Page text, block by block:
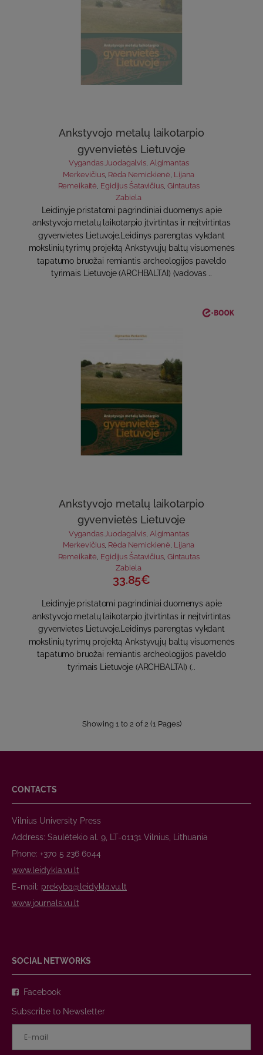
Ankstyvojo metalų laikotarpio
gyvenvietės Lietuvoje
Vygandas Juodagalvis, Algimantas
Merkevičius, Rėda Nemickienė Lijana
Remeikaitė, Egidijus Šatavičius, Gintautas
Zabiela
Leidinyje pristatomi pagrindiniai duomenys apie
ankstyvojo metalų laikotarpio įtvirtintas ir neįtvirtintas
gyvenvietes Lietuvoje.Leidinys parengtas vykdant
mokslinių tyrimų projektą Ankstyvųjų baltų visuomenės
tapatumo bruožai remiantis archeologijos paveldo
tyrimais Lietuvoje (ARCHBALTAI) (vadovas ..
Ankstyvojo metalų laikotarpio
gyvenvietės Lietuvoje
Vygandas Juodagalvis, Algimantas
Merkevičius, Rėda Nemickienė, Lijana
Remeikaitė Egidijus Šatavičius, Gintautas
Zabiela
33.85€
Leidinyje pristatomi pagrindiniai duomenys apie
ankstyvojo metalų laikotarpio įtvirtintas ir neįtvirtintas
gyvenvietes Lietuvoje.Leidinys parengtas vykdant
mokslinių tyrimų projektą Ankstyvųjų baltų visuomenės
tapatumo bruožai remiantis archeologijos paveldo
tyrimais Lietuvoje (ARCHBALTAI) (..
Showing 1 to 2 of 2 (1 Pages)
CONTACTS
Vilnius University Press
Address: Saulėtekio al. 9, LT-01131 Vilnius, Lithuania
Phone: +370 5 236 6044
www.leidykla.vu.lt
E-mail: prekyba@leidykla.vu.lt
www.journals.vu.lt
SOCIAL NETWORKS
Facebook
Subscribe to Newsletter